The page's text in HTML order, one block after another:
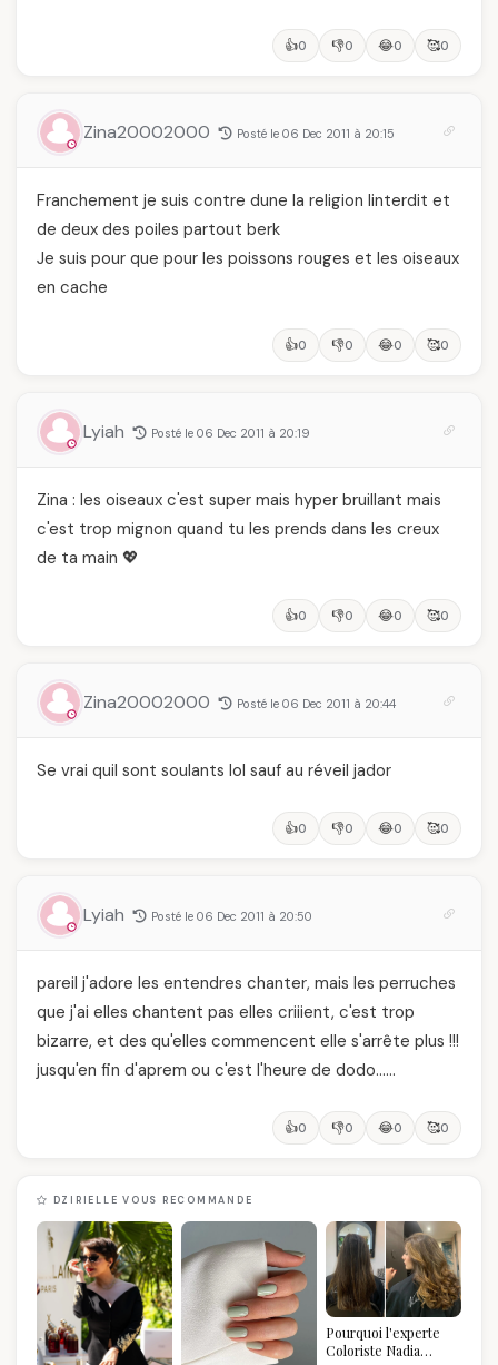
👍0 👎0 😂0 🥰0
Zina20002000 Posté le 06 Dec 2011 à 20:15
Franchement je suis contre dune la religion linterdit et
de deux des poiles partout berk
Je suis pour que pour les poissons rouges et les oiseaux
en cache
👍0 👎0 😂0 🥰0
Lyiah Posté le 06 Dec 2011 à 20:19
Zina : les oiseaux c'est super mais hyper bruillant mais
c'est trop mignon quand tu les prends dans les creux
de ta main 💖
👍0 👎0 😂0 🥰0
Zina20002000 Posté le 06 Dec 2011 à 20:44
Se vrai quil sont soulants lol sauf au réveil jador
👍0 👎0 😂0 🥰0
Lyiah Posté le 06 Dec 2011 à 20:50
pareil j'adore les entendres chanter, mais les perruches
que j'ai elles chantent pas elles criiient, c'est trop
bizarre, et des qu'elles commencent elle s'arrête plus !!!
jusqu'en fin d'aprem ou c'est l'heure de dodo……
👍0 👎0 😂0 🥰0
DZIRIELLE VOUS RECOMMANDE
Pourquoi l'experte
Coloriste Nadia